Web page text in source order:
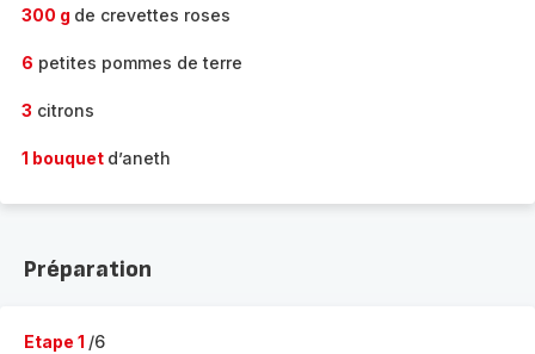
300 g de crevettes roses
6 petites pommes de terre
3 citrons
1 bouquet d’aneth
Préparation
Etape 1 /6